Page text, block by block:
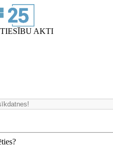
AKTI